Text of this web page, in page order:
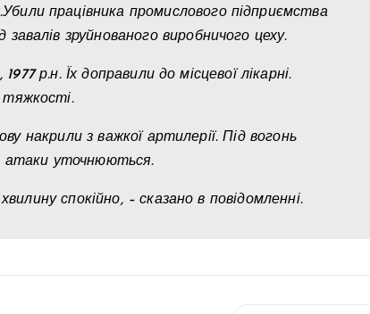
працівника промислового підприємства
зруйнованого виробничого цеху.
р.н. Їх доправили до місцевої лікарні.
накрили з важкої артилерії. Під вогонь
атаки уточнюються.
спокійно, – сказано в повідомленні.